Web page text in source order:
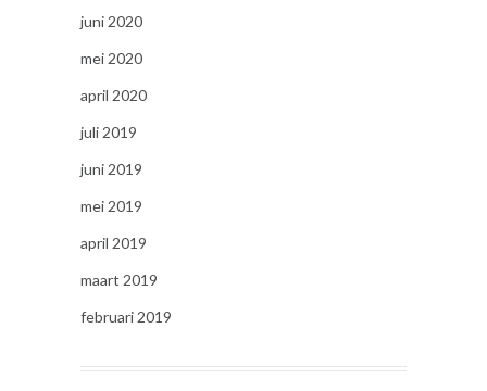
juni 2020
mei 2020
april 2020
juli 2019
juni 2019
mei 2019
april 2019
maart 2019
februari 2019